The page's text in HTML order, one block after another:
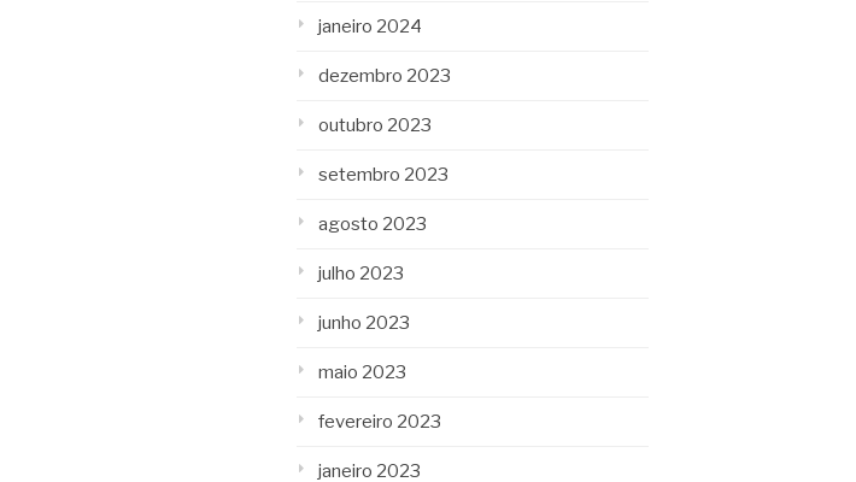
janeiro 2024
dezembro 2023
outubro 2023
setembro 2023
agosto 2023
julho 2023
junho 2023
maio 2023
fevereiro 2023
janeiro 2023